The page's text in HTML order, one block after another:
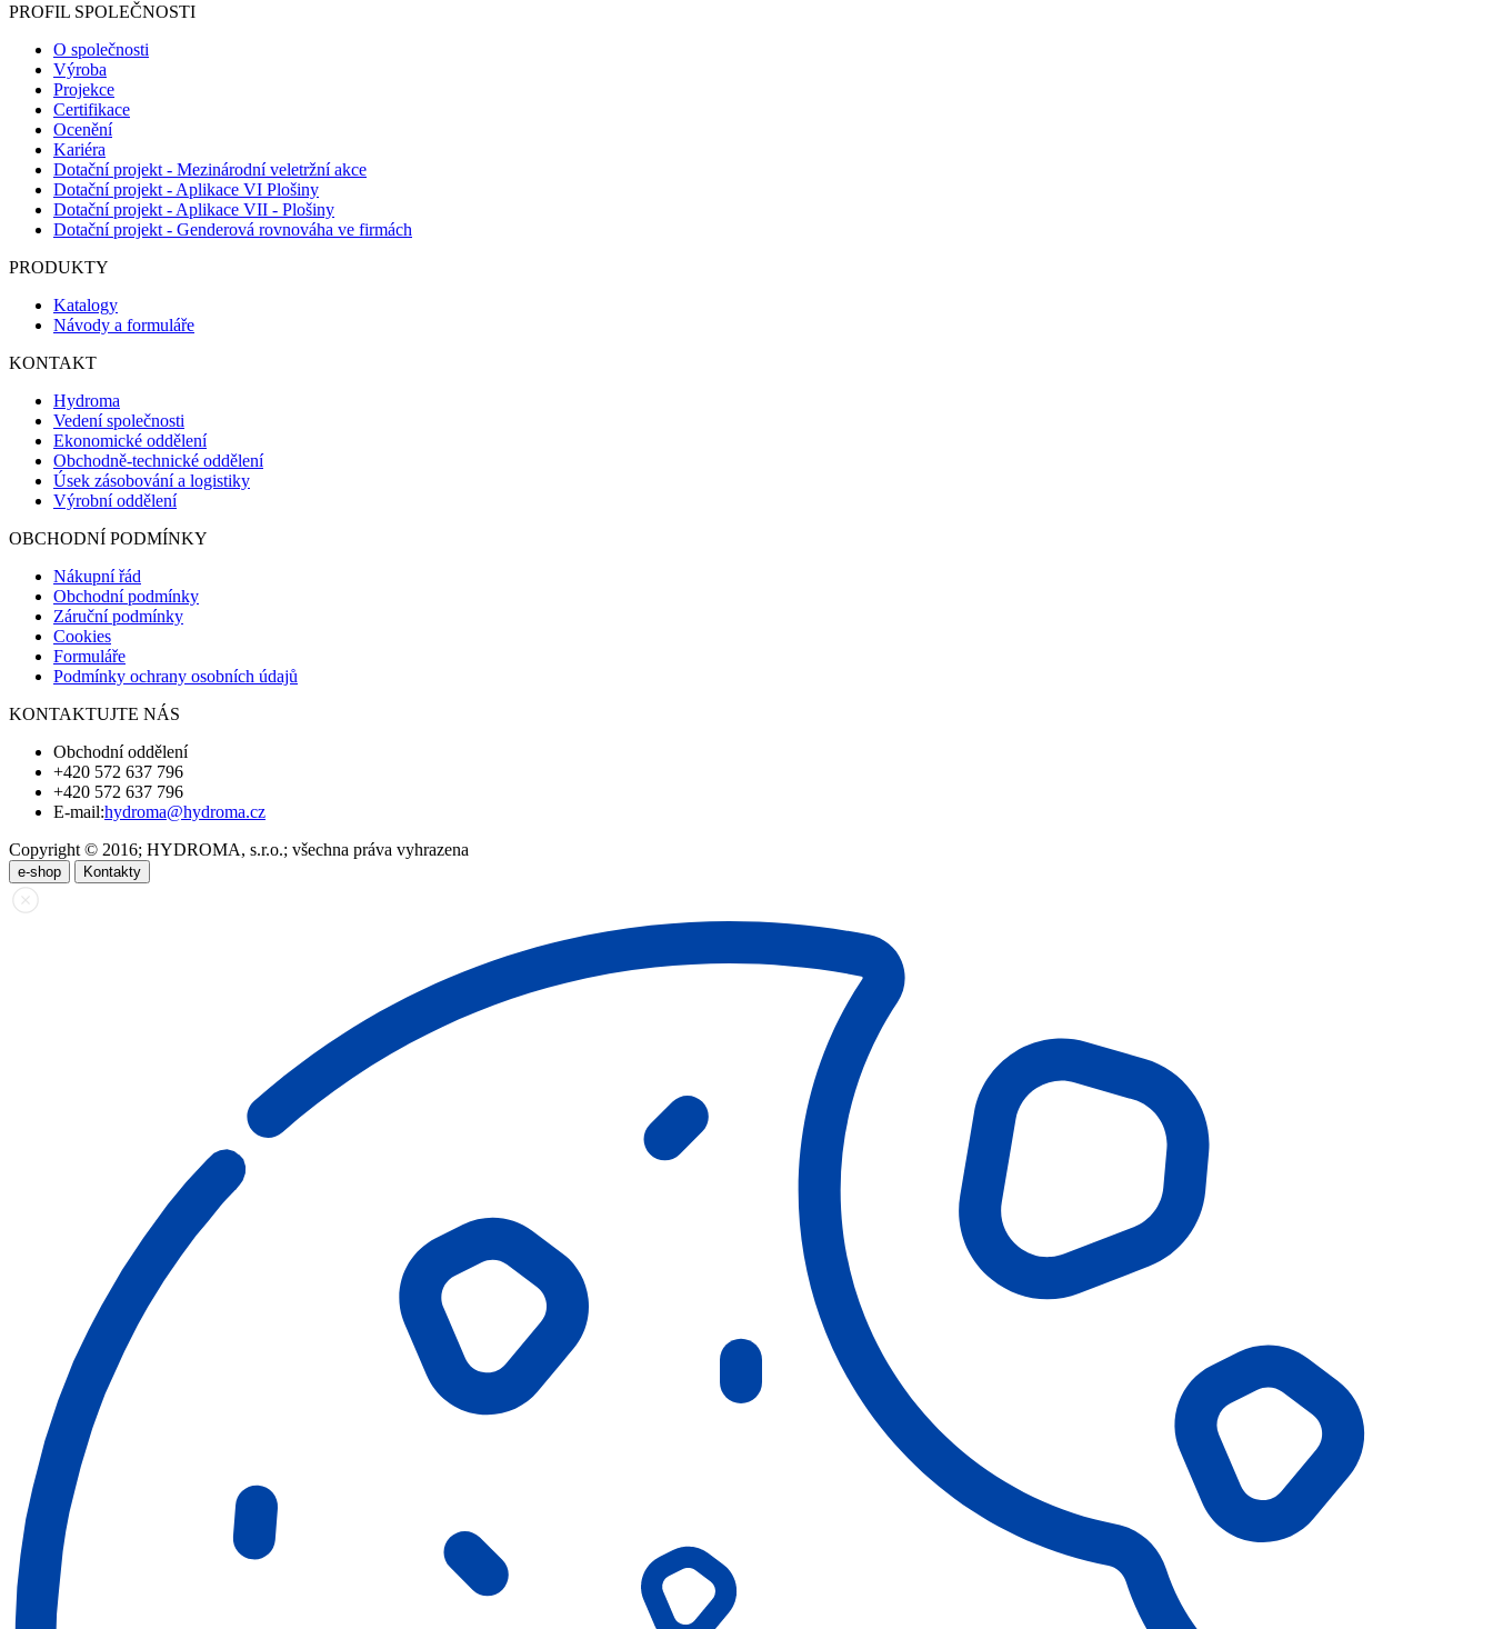
PROFIL SPOLEČNOSTI
O společnosti
Výroba
Projekce
Certifikace
Ocenění
Kariéra
Dotační projekt - Mezinárodní veletržní akce
Dotační projekt - Aplikace VI Plošiny
Dotační projekt - Aplikace VII - Plošiny
Dotační projekt - Genderová rovnováha ve firmách
PRODUKTY
Katalogy
Návody a formuláře
KONTAKT
Hydroma
Vedení společnosti
Ekonomické oddělení
Obchodně-technické oddělení
Úsek zásobování a logistiky
Výrobní oddělení
OBCHODNÍ PODMÍNKY
Nákupní řád
Obchodní podmínky
Záruční podmínky
Cookies
Formuláře
Podmínky ochrany osobních údajů
KONTAKTUJTE NÁS
Obchodní oddělení
+420 572 637 796
+420 572 637 796
E-mail:hydroma@hydroma.cz
Copyright © 2016; HYDROMA, s.r.o.; všechna práva vyhrazena
e-shop Kontakty